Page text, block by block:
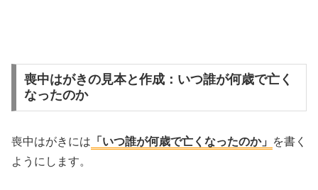
喪中はがきの見本と作成：いつ誰が何歳で亡く
なったのか
喪中はがきには 「いつ誰が何歳で亡くなったのか」
を書く
ようにします。